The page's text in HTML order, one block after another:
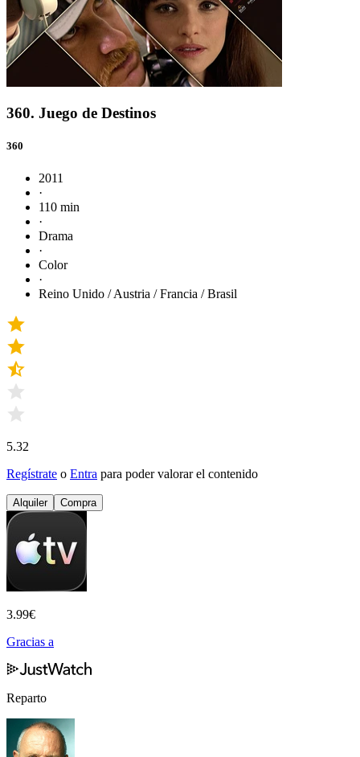
360. Juego de Destinos
360
2011
·
110 min
·
Drama
·
Color
·
Reino Unido / Austria / Francia / Brasil
5.32
Regístrate o Entra para poder valorar el contenido
Alquiler Compra
3.99€
Gracias a
Reparto